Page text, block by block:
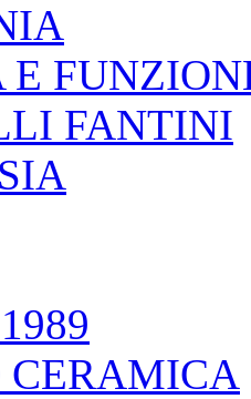
E
FANTINI
CERAMICA